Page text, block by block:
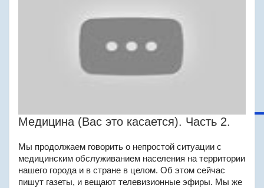
Медицина (Вас это касается). Часть 2.
Мы продолжаем говорить о непростой ситуации с
медицинским обслуживанием населения на территории
нашего города и в стране в целом. Об этом сейчас
пишут газеты, и вещают телевизионные эфиры. Мы же